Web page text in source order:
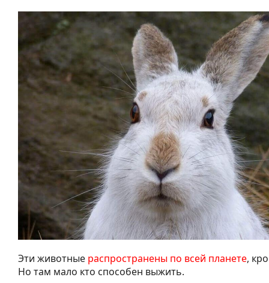
Эти животные распространены по всей планете,
Но там мало кто способен выжить.